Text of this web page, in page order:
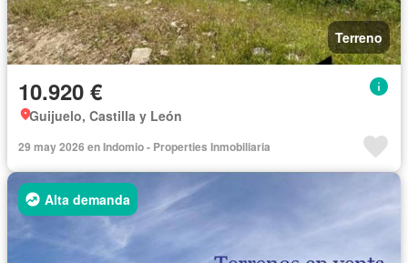
Terreno
10.920 €
Guijuelo, Castilla y León
29 may 2026 en Indomio - Properties Inmobiliaria
Alta demanda